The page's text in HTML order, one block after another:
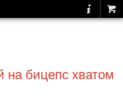
на бицепс хватом